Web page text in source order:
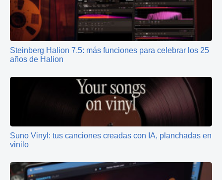
Steinberg Halion 7.5: más funciones para celebrar los 25
años de Halion
Suno Vinyl: tus canciones creadas con IA, planchadas en
vinilo